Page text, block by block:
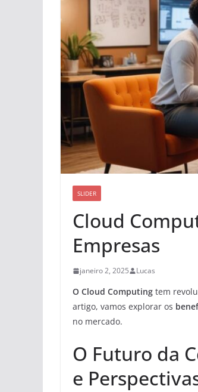
SLIDER
Cloud
Empresas
janeiro 2, 2025 Lucas
O Cloud Computing tem
artigo, vamos explorar os
no mercado.
O Futuro da
e